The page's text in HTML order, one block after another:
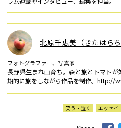
北原千恵美（きたはらち
フォトグラファー、写真家
長野県生まれ山育ち。森と旅とトマト
期的に旅をしながら作品を制作。 http://
笑う・泣く エッセイ